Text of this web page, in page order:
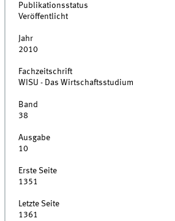
Publikationsstatus
Veröffentlicht
Jahr
2010
Fachzeitschrift
WISU - Das Wirtschaftsstudium
Band
38
Ausgabe
10
Erste Seite
1351
Letzte Seite
1361